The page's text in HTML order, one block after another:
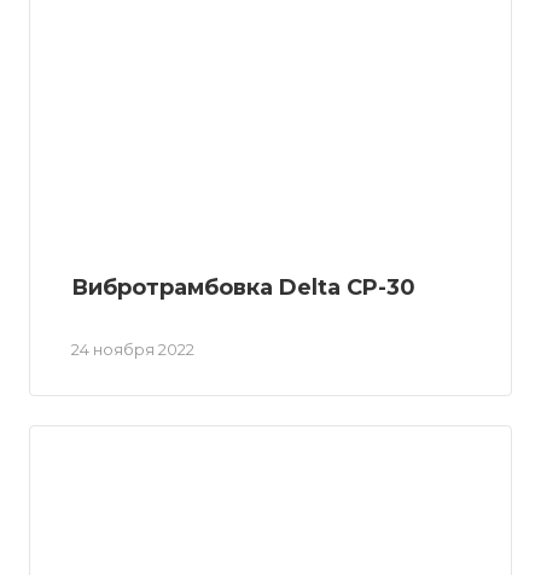
24 ноября 2022
Вибротрамбовка Delta CP-30